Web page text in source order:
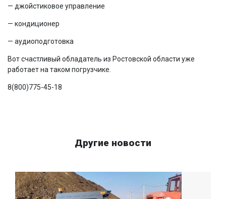
— джойстиковое управление
— кондиционер
— аудиоподготовка
Вот счастливый обладатель из Ростовской области уже
работает на таком погрузчике.
8(800)775-45-18
Другие новости